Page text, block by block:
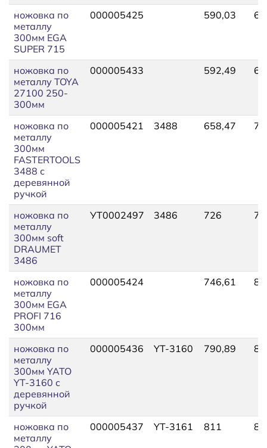
ножовка по
металлу
300мм EGA
SUPER 715
000005425 590,03
ножовка по
металлу TOYA
27100 250-
300мм
000005433 592,49
ножовка по
металлу
300мм
FASTERTOOLS
3488 с
деревянной
ручкой
000005421 3488 658,47
ножовка по
металлу
300мм soft
DRAUMET
3486
УТ0002497 3486 726
ножовка по
металлу
300мм EGA
PROFI 716
300мм
000005424 746,61
ножовка по
металлу
300мм YATO
YT-3160 с
деревянной
ручкой
000005436 YT-3160 790,89
ножовка по
металлу
000005437 YT-3161 811